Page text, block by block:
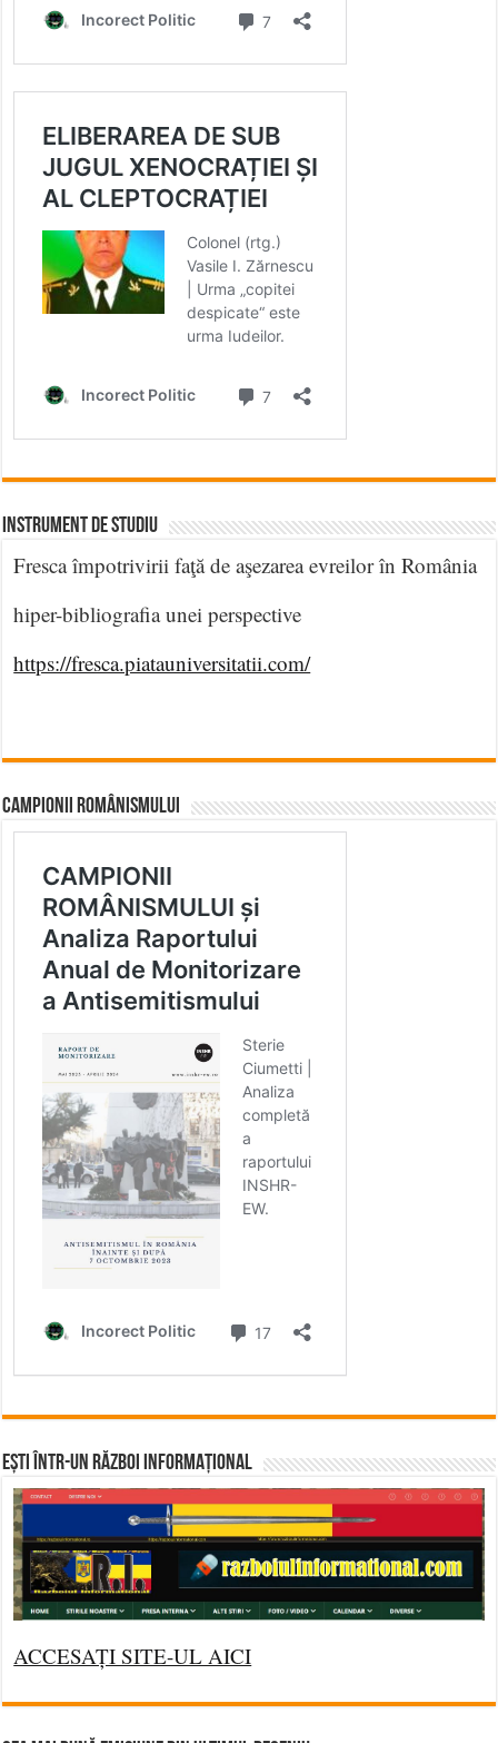
INSTRUMENT DE STUDIU
Fresca împotrivirii faţă de aşezarea evreilor în România
hiper-bibliografia unei perspective
https://fresca.piatauniversitatii.com/
CAMPIONII ROMÂNISMULUI
Ești într-un RĂZBOI INFORMAȚIONAL
ACCESAȚI SITE-UL AICI